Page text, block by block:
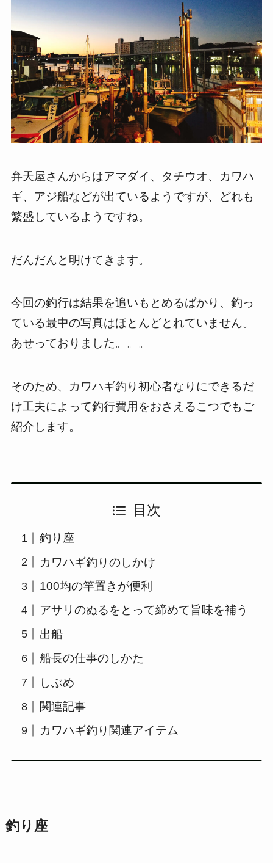
弁天屋さんからはアマダイ、タチウオ、カワハ
ギ、アジ船などが出ているようですが、どれも
繁盛しているようですね。
だんだんと明けてきます。
今回の釣行は結果を追いもとめるばかり、釣っ
ている最中の写真はほとんどとれていません。
あせっておりました。。。
そのため、カワハギ釣り初心者なりにできるだ
け工夫によって釣行費用をおさえるこつでもご
紹介します。
目次
釣り座
カワハギ釣りのしかけ
100均の竿置きが便利
アサリのぬるをとって締めて旨味を補う
出船
船長の仕事のしかた
しぶめ
関連記事
カワハギ釣り関連アイテム
釣り座